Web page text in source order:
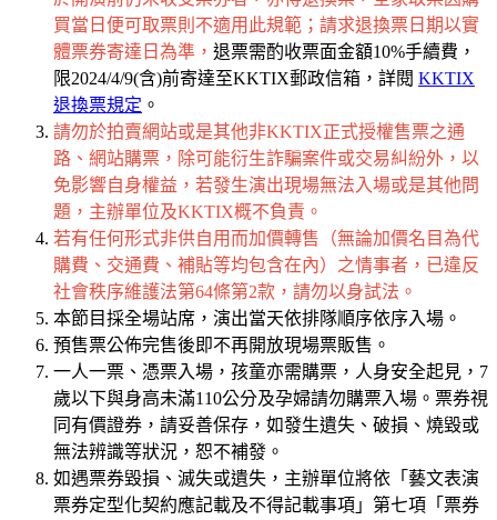
買當日便可取票則不適用此規範；請求退換票日期以實
體票券寄達日為準， 退票需酌收票面金額10%手續費，
限2024/4/9(含)前寄達至KKTIX郵政信箱，詳閱 KKTIX
退換票規定 。
請勿於拍賣網站或是其他非KKTIX正式授權售票之通
路、網站購票，除可能衍生詐騙案件或交易糾紛外，以
免影響自身權益，若發生演出現場無法入場或是其他問
題，主辦單位及KKTIX概不負責。
若有任何形式非供自用而加價轉售（無論加價名目為代
購費、交通費、補貼等均包含在內）之情事者，已違反
社會秩序維護法第64條第2款，請勿以身試法。
本節目採全場站席，演出當天依排隊順序依序入場。
預售票公佈完售後即不再開放現場票販售。
一人一票、憑票入場，孩童亦需購票，人身安全起見，7
歲以下與身高未滿110公分及孕婦請勿購票入場。票券視
同有價證券，請妥善保存，如發生遺失、破損、燒毀或
無法辨識等狀況，恕不補發。
如遇票券毀損、滅失或遺失，主辦單位將依「藝文表演
票券定型化契約應記載及不得記載事項」第七項「票券